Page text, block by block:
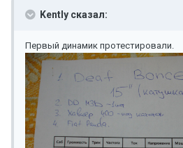
Kently сказал:
Первый динамик протестировали.